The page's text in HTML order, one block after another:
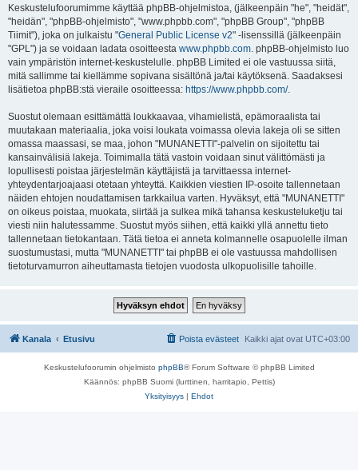
Keskustelufoorumimme käyttää phpBB-ohjelmistoa, (jälkeenpäin "he", "heidät",
"heidän", "phpBB-ohjelmisto", "www.phpbb.com", "phpBB Group", "phpBB
Tiimit"), joka on julkaistu "General Public License v2" -lisenssillä (jälkeenpäin
"GPL") ja se voidaan ladata osoitteesta www.phpbb.com. phpBB-ohjelmisto luo
vain ympäristön internet-keskustelulle. phpBB Limited ei ole vastuussa siitä,
mitä sallimme tai kiellämme sopivana sisältönä ja/tai käytöksenä. Saadaksesi
lisätietoa phpBB:stä vieraile osoitteessa: https://www.phpbb.com/.
Suostut olemaan esittämättä loukkaavaa, vihamielistä, epämoraalista tai
muutakaan materiaalia, joka voisi loukata voimassa olevia lakeja oli se sitten
omassa maassasi, se maa, johon "MUNANETTI"-palvelin on sijoitettu tai
kansainvälisiä lakeja. Toimimalla tätä vastoin voidaan sinut välittömästi ja
lopullisesti poistaa järjestelmän käyttäjistä ja tarvittaessa internet-
yhteydentarjoajaasi otetaan yhteyttä. Kaikkien viestien IP-osoite tallennetaan
näiden ehtojen noudattamisen tarkkailua varten. Hyväksyt, että "MUNANETTI"
on oikeus poistaa, muokata, siirtää ja sulkea mikä tahansa keskusteluketju tai
viesti niin halutessamme. Suostut myös siihen, että kaikki yllä annettu tieto
tallennetaan tietokantaan. Tätä tietoa ei anneta kolmannelle osapuolelle ilman
suostumustasi, mutta "MUNANETTI" tai phpBB ei ole vastuussa mahdollisen
tietoturvamurron aiheuttamasta tietojen vuodosta ulkopuolisille tahoille.
Kanala Etusivu Kaikki ajat ovat UTC+03:00
Poista evästeet
Keskustelufoorumin ohjelmisto phpBB® Forum Software © phpBB Limited
Käännös: phpBB Suomi (lurttinen, harritapio, Pettis)
Yksityisyys | Ehdot